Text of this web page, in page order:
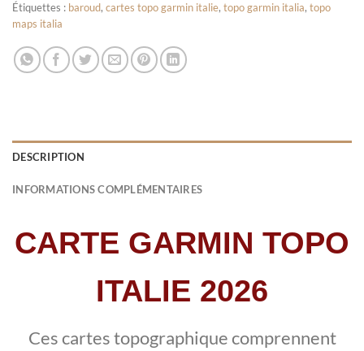
Étiquettes : baroud, cartes topo garmin italie, topo garmin italia, topo
maps italia
DESCRIPTION
INFORMATIONS COMPLÉMENTAIRES
CARTE GARMIN TOPO
ITALIE 2026
Ces cartes topographique comprennent